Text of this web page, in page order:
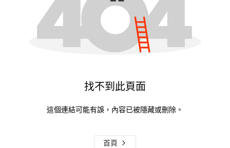
找不到此頁面
這個連結可能有誤，內容已被隱藏或刪除。
首頁